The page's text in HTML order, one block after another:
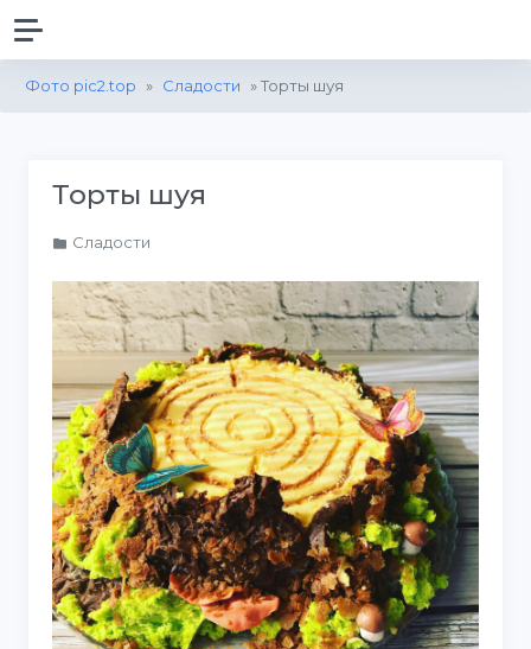
Фото pic2.top » Сладости » Торты шуя
Торты шуя
Сладости